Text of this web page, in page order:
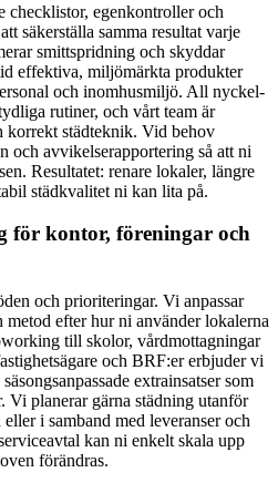
checklistor, egenkontroller och
säkerställa samma resultat varje
smittspridning och skyddar
effektiva, miljömärkta produkter
och inomhusmiljö. All nyckel-
rutiner, och vårt team är
korrekt städteknik. Vid behov
och avvikelserapportering så att ni
Resultatet: renare lokaler, längre
städkvalitet ni kan lita på.
för kontor, föreningar och
och prioriteringar. Vi anpassar
efter hur ni använder lokalerna
till skolor, vårdmottagningar
och BRF:er erbjuder vi
extrainsatser som
Vi planerar gärna städning utanför
i samband med leveranser och
kan ni enkelt skala upp
förändras.